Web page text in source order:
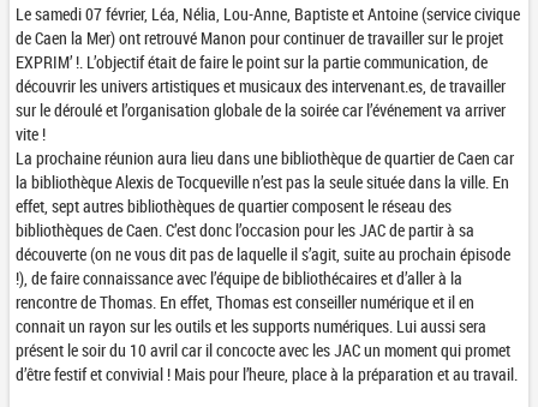
Le samedi 07 février, Léa, Nélia, Lou-Anne, Baptiste et Antoine (service civique
de Caen la Mer) ont retrouvé Manon pour continuer de travailler sur le projet
EXPRIM’ !. L’objectif était de faire le point sur la partie communication, de
découvrir les univers artistiques et musicaux des intervenant.es, de travailler
sur le déroulé et l’organisation globale de la soirée car l’événement va arriver
vite !
La prochaine réunion aura lieu dans une bibliothèque de quartier de Caen car
la bibliothèque Alexis de Tocqueville n’est pas la seule située dans la ville. En
effet, sept autres bibliothèques de quartier composent le réseau des
bibliothèques de Caen. C’est donc l’occasion pour les JAC de partir à sa
découverte (on ne vous dit pas de laquelle il s’agit, suite au prochain épisode
!), de faire connaissance avec l’équipe de bibliothécaires et d’aller à la
rencontre de Thomas. En effet, Thomas est conseiller numérique et il en
connait un rayon sur les outils et les supports numériques. Lui aussi sera
présent le soir du 10 avril car il concocte avec les JAC un moment qui promet
d’être festif et convivial ! Mais pour l’heure, place à la préparation et au travail.